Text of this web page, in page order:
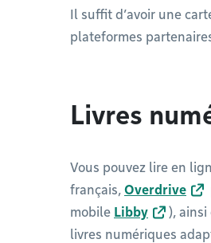
Il suffit d’avoir une
plateformes
Livres
Vous pouvez lire en
français, Overdrive
mobile Libby ), ainsi
livres numériques